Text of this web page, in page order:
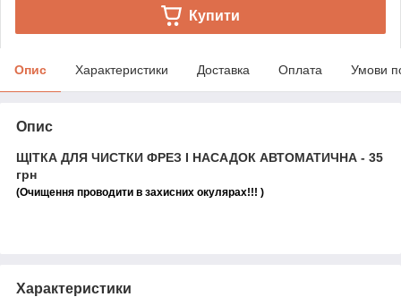
Купити
Опис Характеристики Доставка Оплата Умови
Опис
ЩІТКА ДЛЯ ЧИСТКИ ФРЕЗ І НАСАДОК АВТОМАТИЧНА - 35
грн
(Очищення проводити в захисних окулярах!!! )
Характеристики